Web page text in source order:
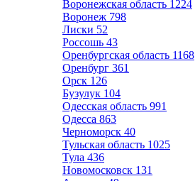
Воронежская область 1224
Воронеж 798
Лиски 52
Россошь 43
Оренбургская область 1168
Оренбург 361
Орск 126
Бузулук 104
Одесская область 991
Одесса 863
Черноморск 40
Тульская область 1025
Тула 436
Новомосковск 131